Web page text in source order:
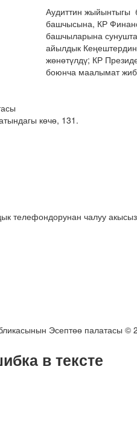
Аудиттин жыйынтыгы
башчысына, КР
башчыларына
айылдык
жөнөтүлдү; КР
боюнча маалымат
көчө, 131.
телефондорунан чалуу акысыз
Эсептөө палатасы ©
в тексте